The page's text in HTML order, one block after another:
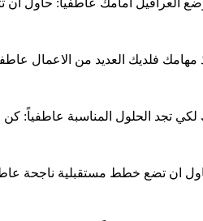
فلديك العديد من الاعمال
لكي تجد الحلول المناسبة عاطفياً:
ان تضع خطط مستقبلية ناجحة